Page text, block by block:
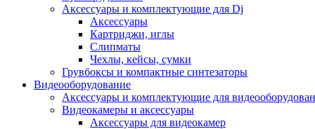
Аксессуары и комплектующие для Dj
Аксессуары
Картриджи, иглы
Слипматы
Чехлы, кейсы, сумки
Грувбоксы и компактные синтезаторы
Видеооборудование
Аксессуары и комплектующие для
Видеокамеры и аксессуары
Аксессуары для видеокамер